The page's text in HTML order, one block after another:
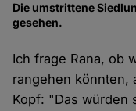
Die umstrittene
gesehen.
Ich frage Rana, ob
rangehen könnten,
Kopf: "Das würden